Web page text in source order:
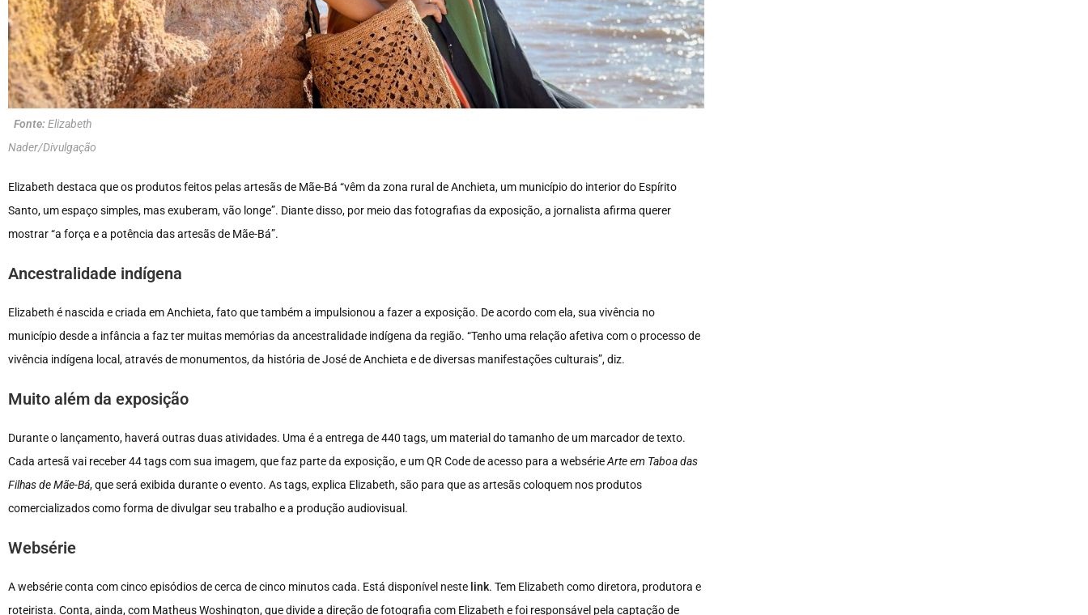
Fonte: Elizabeth
Nader/Divulgação
Elizabeth destaca que os produtos feitos pelas artesãs de Mãe-Bá “vêm da zona rural de Anchieta, um município do interior do Espírito
Santo, um espaço simples, mas exuberam, vão longe”. Diante disso, por meio das fotografias da exposição, a jornalista afirma querer
mostrar “a força e a potência das artesãs de Mãe-Bá”.
Ancestralidade indígena
Elizabeth é nascida e criada em Anchieta, fato que também a impulsionou a fazer a exposição. De acordo com ela, sua vivência no
município desde a infância a faz ter muitas memórias da ancestralidade indígena da região. “Tenho uma relação afetiva com o processo de
vivência indígena local, através de monumentos, da história de José de Anchieta e de diversas manifestações culturais”, diz.
Muito além da exposição
Durante o lançamento, haverá outras duas atividades. Uma é a entrega de 440 tags, um material do tamanho de um marcador de texto.
Cada artesã vai receber 44 tags com sua imagem, que faz parte da exposição, e um QR Code de acesso para a websérieArte em Taboa das
Filhas de Mãe-Bá, que será exibida durante o evento. As tags, explica Elizabeth, são para que as artesãs coloquem nos produtos
comercializados como forma de divulgar seu trabalho e a produção audiovisual.
Websérie
A websérie conta com cinco episódios de cerca de cinco minutos cada. Está disponível neste link. Tem Elizabeth como diretora, produtora e
roteirista. Conta, ainda, com Matheus Woshington, que divide a direção de fotografia com Elizabeth e foi responsável pela captação de